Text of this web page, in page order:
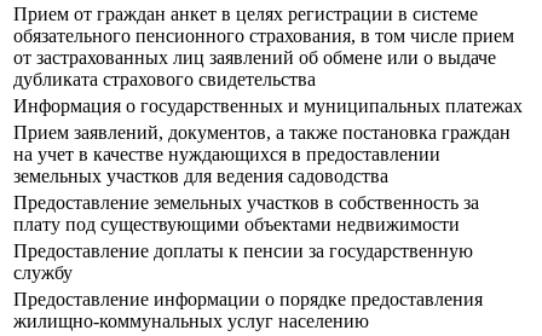
Прием от граждан анкет в целях регистрации в системе
обязательного пенсионного страхования, в том числе прием
от застрахованных лиц заявлений об обмене или о выдаче
дубликата страхового свидетельства
Информация о государственных и муниципальных платежах
Прием заявлений, документов, а также постановка граждан
на учет в качестве нуждающихся в предоставлении
земельных участков для ведения садоводства
Предоставление земельных участков в собственность за
плату под существующими объектами недвижимости
Предоставление доплаты к пенсии за государственную
службу
Предоставление информации о порядке предоставления
жилищно-коммунальных услуг населению